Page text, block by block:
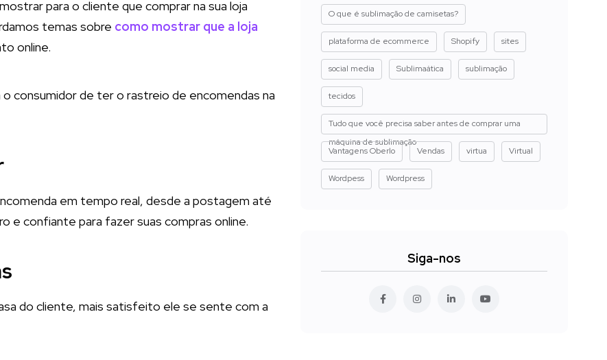
para o cliente que comprar na sua loja
temas sobre como mostrar que a loja
online.
consumidor de ter o rastreio de encomendas na
em tempo real, desde a postagem até
e confiante para fazer suas compras online.
do cliente, mais satisfeito ele se sente com a
O que é sublimação de camisetas?
plataforma de ecommerce Shopify sites
social media Sublimaática sublimação
tecidos
Tudo que você precisa saber antes de comprar uma
máquina de sublimação
Vantagens Oberlo
Vendas virtua Virtual
Wordpess Wordpress
Siga-nos